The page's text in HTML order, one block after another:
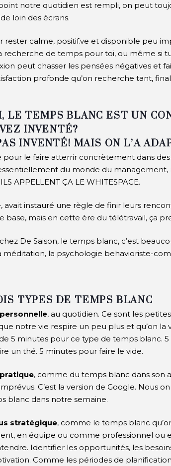
notre quotidien est rempli, on peut
loin des écrans.
rester calme, positif.ve et disponible peu
recherche de temps pour toi, ou même si
peut chasser les pensées négatives et
profonde qu’on recherche tant,
LE TEMPS BLANC EST UN
INVENTÉ?
INVENTÉ! MAIS ON L’A
pour le faire atterrir concrètement dans
du monde du
APPELLENT ÇA LE WHITESPACE.
avait instauré une règle de finir leurs
base, mais en cette ère du télétravail, ça
De Saison, le temps blanc, c’est
méditation, la psychologie behavioriste-
TYPES DE TEMPS BLANC
, au quotidien. Ce sont les
notre vie respire un peu plus et qu’on la
5 minutes pour ce type de temps blanc.
un thé. 5 minutes pour faire le vide.
, comme du temps blanc dans son
C’est la version de Google. Nous
blanc dans notre semaine.
stratégique, comme le temps blanc
en équipe ou comme professionnel ou
Identifier les opportunités, les
Comme les périodes de